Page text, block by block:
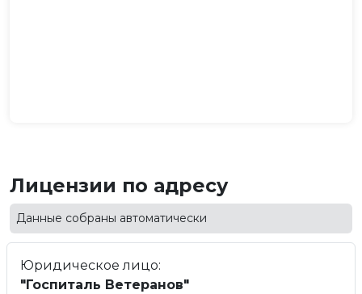
Лицензии по адресу
Данные собраны автоматически
Юридическое лицо:
"Госпиталь Ветеранов"